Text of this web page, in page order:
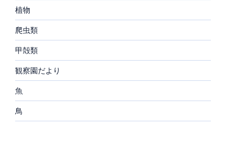
植物
爬虫類
甲殻類
観察園だより
魚
鳥